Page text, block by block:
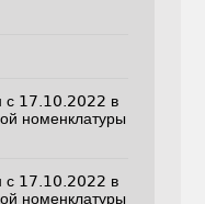
с 17.10.2022 в
номенклатуры
с 17.10.2022 в
номенклатуры